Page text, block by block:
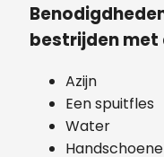
bestrijden met
Azijn
Een spuitfles
Water